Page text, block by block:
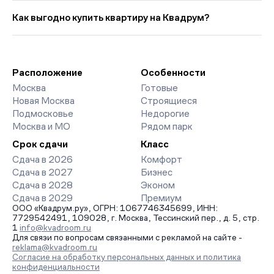
9 513 руб. выше прошлого месяца.
предчистовой отделкой», вы найдете проекты от эконом- до
премиум-класса. На страницах ЖК доступны отзывы жильцов
о качестве строительства, интерактивный генплан корпусов,
Как выгодно купить квартиру на Квадрум?
организует просмотр и поможет одобрить ипотеку по
минимальной ставке. Чтобы зафиксировать цену, оставьте
заявку на обратный звонок.
Расположение
Москва
Новая Москва
Подмосковье
Москва и МО
Особенности
Готовые
Строящиеся
Недорогие
Рядом парк
Срок сдачи
Сдача в 2026
Сдача в 2027
Сдача в 2028
Сдача в 2029
Класс
Комфорт
Бизнес
Эконом
Премиум
ООО «Квадрум.ру», ОГРН: 1067746345699, ИНН:
7729542491, 109028, г. Москва, Тессинский пер., д. 5, стр.
1 info@kvadroom.ru
Для связи по вопросам связанными с рекламой на сайте -
reklama@kvadroom.ru
Согласие на обработку персональных данных и политика
конфиденциальности